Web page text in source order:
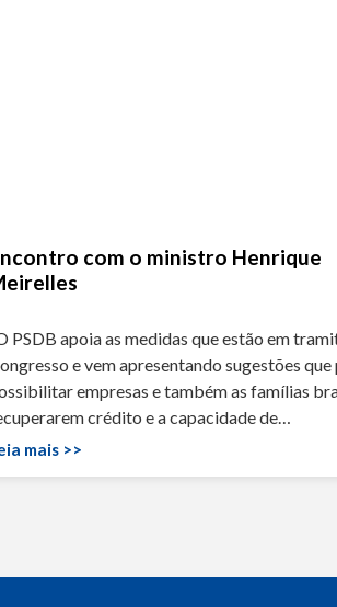
com o ministro Henrique
PSDB apoia as medidas que estão em
e vem apresentando sugestões que
empresas e também as famílias
crédito e a capacidade de…
mais >>